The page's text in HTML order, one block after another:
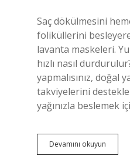
Saç dökülmesini
foliküllerini
lavanta maskeleri.
hızlı nasıl
yapmalısınız, doğal
takviyelerini
yağınızla beslemek
Devamını okuyun